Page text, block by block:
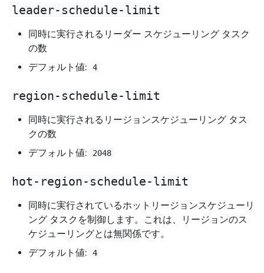
leader-schedule-limit
同時に実行されるリーダー スケジューリング タスク
の数
デフォルト値:
4
region-schedule-limit
同時に実行されるリージョンスケジューリング タス
クの数
デフォルト値:
2048
hot-region-schedule-limit
同時に実行されているホットリージョンスケジューリ
ング タスクを制御します。これは、リージョンのス
ケジューリングとは無関係です。
デフォルト値:
4